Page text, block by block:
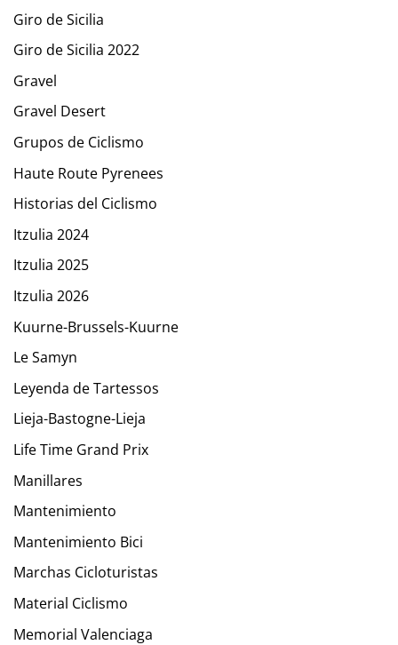
Giro de Sicilia
Giro de Sicilia 2022
Gravel
Gravel Desert
Grupos de Ciclismo
Haute Route Pyrenees
Historias del Ciclismo
Itzulia 2024
Itzulia 2025
Itzulia 2026
Kuurne-Brussels-Kuurne
Le Samyn
Leyenda de Tartessos
Lieja-Bastogne-Lieja
Life Time Grand Prix
Manillares
Mantenimiento
Mantenimiento Bici
Marchas Cicloturistas
Material Ciclismo
Memorial Valenciaga